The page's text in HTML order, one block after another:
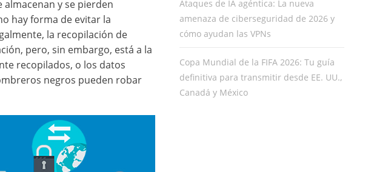
almacenan y se pierden
hay forma de evitar la
la recopilación de
pero, sin embargo, está a la
recopilados, o los datos
negros pueden robar
Ataques de IA agéntica: La nueva
amenaza de ciberseguridad de 2026 y
cómo ayudan las VPNs
Copa Mundial de la FIFA 2026: Tu guía
definitiva para transmitir desde EE. UU.,
Canadá y México